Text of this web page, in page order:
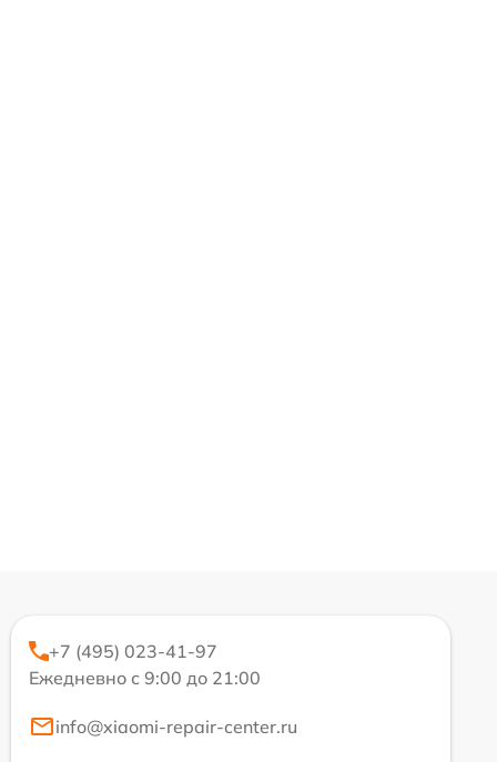
+7 (495) 023-41-97
Ежедневно с 9:00 до 21:00
info@xiaomi-repair-center.ru